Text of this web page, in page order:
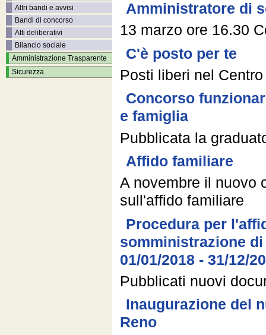
Altri bandi e avvisi
Bandi di concorso
Atti deliberativi
Bilancio sociale
Amministrazione Trasparente
Sicurezza
Amministratore di
13 marzo ore 16.30
C'è posto per te
Posti liberi nel
Concorso
e famiglia
Pubblicata la
Affido familiare
A novembre il nuovo
sull'affido familiare
Procedura per
somministrazione
01/01/2018 - 31/12/
Pubblicati nuovi
Inaugurazione del
Reno